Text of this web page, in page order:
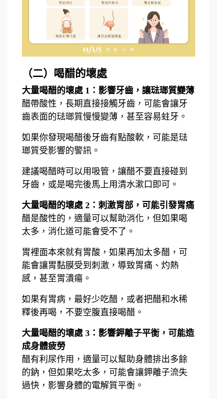
（二）喝醋的壞處
大量喝醋的壞處 1：影響牙齒，讓琺瑯質變薄
醋帶酸性，長期直接接觸牙齒，可能會讓牙
齒表面的琺瑯質慢慢變薄，甚至容易蛀牙。
如果你發現喝醋後牙齒有點酸軟，可能是琺
瑯質受影響的警訊。
建議喝醋時可以用吸管，讓醋不要直接碰到
牙齒，或是喝完後馬上用清水漱口即可。
大量喝醋的壞處 2：刺激胃部，可能引發胃痛
醋是酸性的，適量可以幫助消化，但如果喝
太多，消化道可能會受不了。
胃裡面本來就有胃酸，如果再加太多醋，可
能會讓胃黏膜受到刺激，導致胃痛、灼熱
感，甚至胃潰瘍。
如果有胃病，最好少吃醋，或者把醋和水稀
釋後再喝，不要空腹直接喝醋。
大量喝醋的壞處 3：影響鉀離子平衡，可能造
成身體疲勞
醋有利尿作用，適量可以幫助身體排出多餘
的鈉，但如果吃太多，可能會讓鉀離子流失
過快，影響身體的電解質平衡。